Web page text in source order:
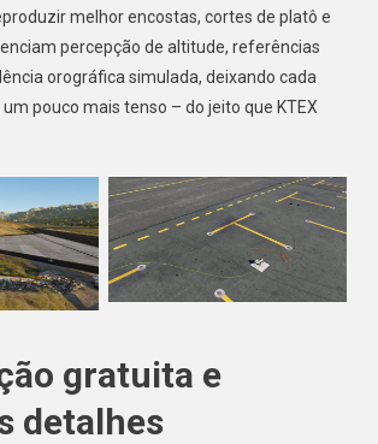
melhor encostas, cortes de platô e
percepção de altitude, referências
orográfica simulada, deixando cada
pouco mais tenso – do jeito que KTEX
gratuita e
detalhes